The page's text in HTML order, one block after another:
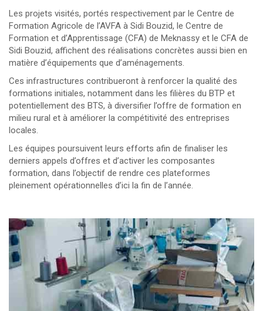
Les projets visités, portés respectivement par le Centre de
Formation Agricole de l’AVFA à Sidi Bouzid, le Centre de
Formation et d’Apprentissage (CFA) de Meknassy et le CFA de
Sidi Bouzid, affichent des réalisations concrètes aussi bien en
matière d’équipements que d’aménagements.
Ces infrastructures contribueront à renforcer la qualité des
formations initiales, notamment dans les filières du BTP et
potentiellement des BTS, à diversifier l’offre de formation en
milieu rural et à améliorer la compétitivité des entreprises
locales.
Les équipes poursuivent leurs efforts afin de finaliser les
derniers appels d’offres et d’activer les composantes
formation, dans l’objectif de rendre ces plateformes
pleinement opérationnelles d’ici la fin de l’année.